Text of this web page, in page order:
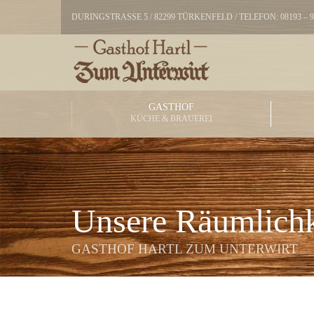
DURINGSTRASSE 5 / 82299 TÜRKENFELD / TELEFON: 08193 –
GASTHOF
KÜCHE & BRAUEREI
Unsere
GASTHOF HARTL ZUM UNTERWIRT